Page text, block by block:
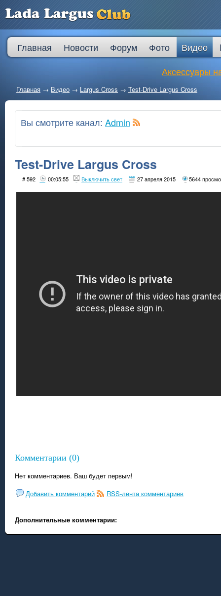
Главная Новости Форум Фото Видео
Аксессуары
Главная → Видео → Largus Cross → Test-Drive Largus Cross
Вы смотрите канал: Admin
Test-Drive Largus Cross
# 592 00:05:55 Выключить свет 27 апреля 2015 5644
Комментарии (0)
Нет комментариев. Ваш будет первым!
Добавить комментарий
RSS-лента комментариев
Дополнительные комментарии: